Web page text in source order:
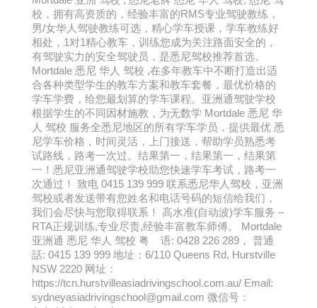
校，拥有高资质的，经验丰富的RMS专业驾驶教练，
男/女华人驾驶教练可选，精心学车授课，学车教练好
相处，1对1精心教车，训练您成为关注路面安全的，
有驾驶实力的安全驾驶员，是悉尼驾校推荐首选。
Mortdale 悉尼 华人 驾校 ,在多年教车中不断打造出适
合各种类型学生的教车方案和教车套餐，最优价格的
学车学费，给您最划算的学车课程。亚洲通驾驶学校
根据学生的不同因材施教，为无数学 Mortdale 悉尼 华
人 驾校 服务全悉尼地区的所有学车学员，提供最优 悉
尼学车价格，时间灵活，上门接送，帮助学员熟悉考
试路线，路考一次过。结果第一，结果第一，结果第
一！悉尼亚洲通驾驶学校助您快速学车考试，路考一
次通过！ 致电 0415 139 999 联系悉尼华人驾校，亚洲
驾校或者发送带有您姓名和电话号码的短信给我们，
我们会尽快与您取得联系！ 高水准(自动波)学车服务 –
RTA正规训练,专业尽责,经验丰富教车师傅。 Mortdale
亚洲通 悉尼 华人 驾校 粤 语: 0428 226 289， 普通
話: 0415 139 999 地址：6/110 Queens Rd, Hurstville
NSW 2220 网址：
https://tcn.hurstvilleasiadrivingschool.com.au/ Email:
sydneyasiadrivingschool@gmail.com 微信号：